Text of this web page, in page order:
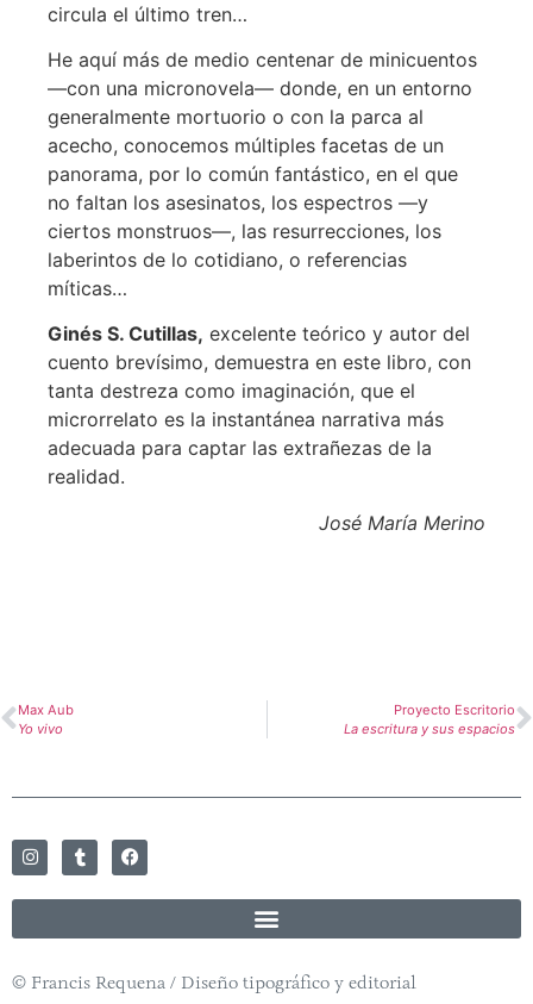
circula el último tren…
He aquí más de medio centenar de minicuentos
—con una micronovela— donde, en un entorno
generalmente mortuorio o con la parca al
acecho, conocemos múltiples facetas de un
panorama, por lo común fantástico, en el que
no faltan los asesinatos, los espectros —y
ciertos monstruos—, las resurrecciones, los
laberintos de lo cotidiano, o referencias
míticas…
Ginés S. Cutillas, excelente teórico y autor del
cuento brevísimo, demuestra en este libro, con
tanta destreza como imaginación, que el
microrrelato es la instantánea narrativa más
adecuada para captar las extrañezas de la
realidad.
José María Merino
Max Aub
Yo vivo
Proyecto Escritorio
La escritura y sus espacios
© Francis Requena / Diseño tipográfico y editorial